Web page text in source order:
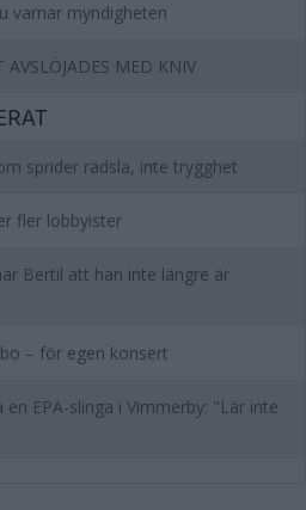
varnar myndigheten
MED KNIV
sprider rädsla, inte trygghet
fler lobbyister
Bertil att han inte längre är
– för egen konsert
EPA-slinga i Vimmerby: "Lär inte